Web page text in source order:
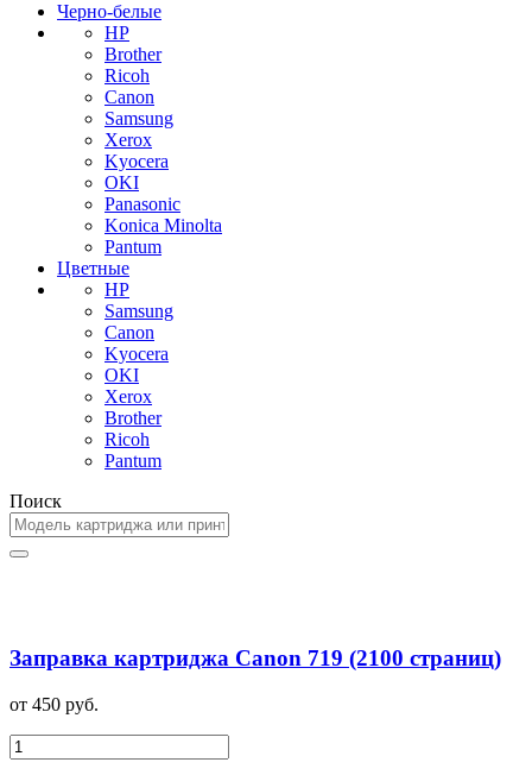
Черно-белые
HP
Brother
Ricoh
Canon
Samsung
Xerox
Kyocera
OKI
Panasonic
Konica Minolta
Pantum
Цветные
HP
Samsung
Canon
Kyocera
OKI
Xerox
Brother
Ricoh
Pantum
Поиск
Заправка картриджа Canon 719 (2100 страниц)
от 450 руб.